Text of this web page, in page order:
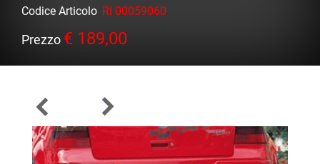
Codice Articolo RI 00059060
Prezzo € 189,00